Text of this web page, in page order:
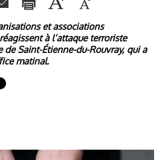
et associations
à l’attaque terroriste
de Saint-Étienne-du-Rouvray, qui a
matinal.